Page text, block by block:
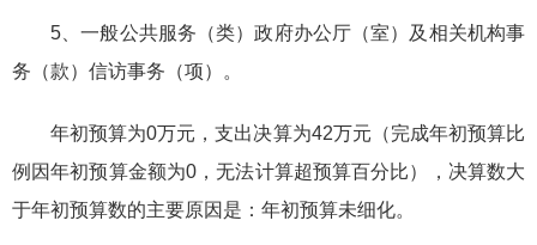
5、一般公共服务（类）政府办公厅（室）及相关机构事
务（款）信访事务（项）。
年初预算为0万元，支出决算为42万元（完成年初预算比
例因年初预算金额为0，无法计算超预算百分比），决算数大
于年初预算数的主要原因是：年初预算未细化。